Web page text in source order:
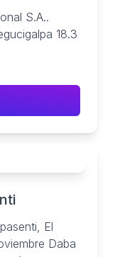
S.A..
18.3
El
Daba